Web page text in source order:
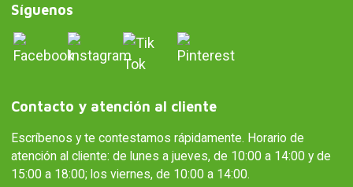
Síguenos
Contacto y atención al cliente
Escríbenos y te contestamos rápidamente. Horario de
atención al cliente: de lunes a jueves, de 10:00 a 14:00 y de
15:00 a 18:00; los viernes, de 10:00 a 14:00.